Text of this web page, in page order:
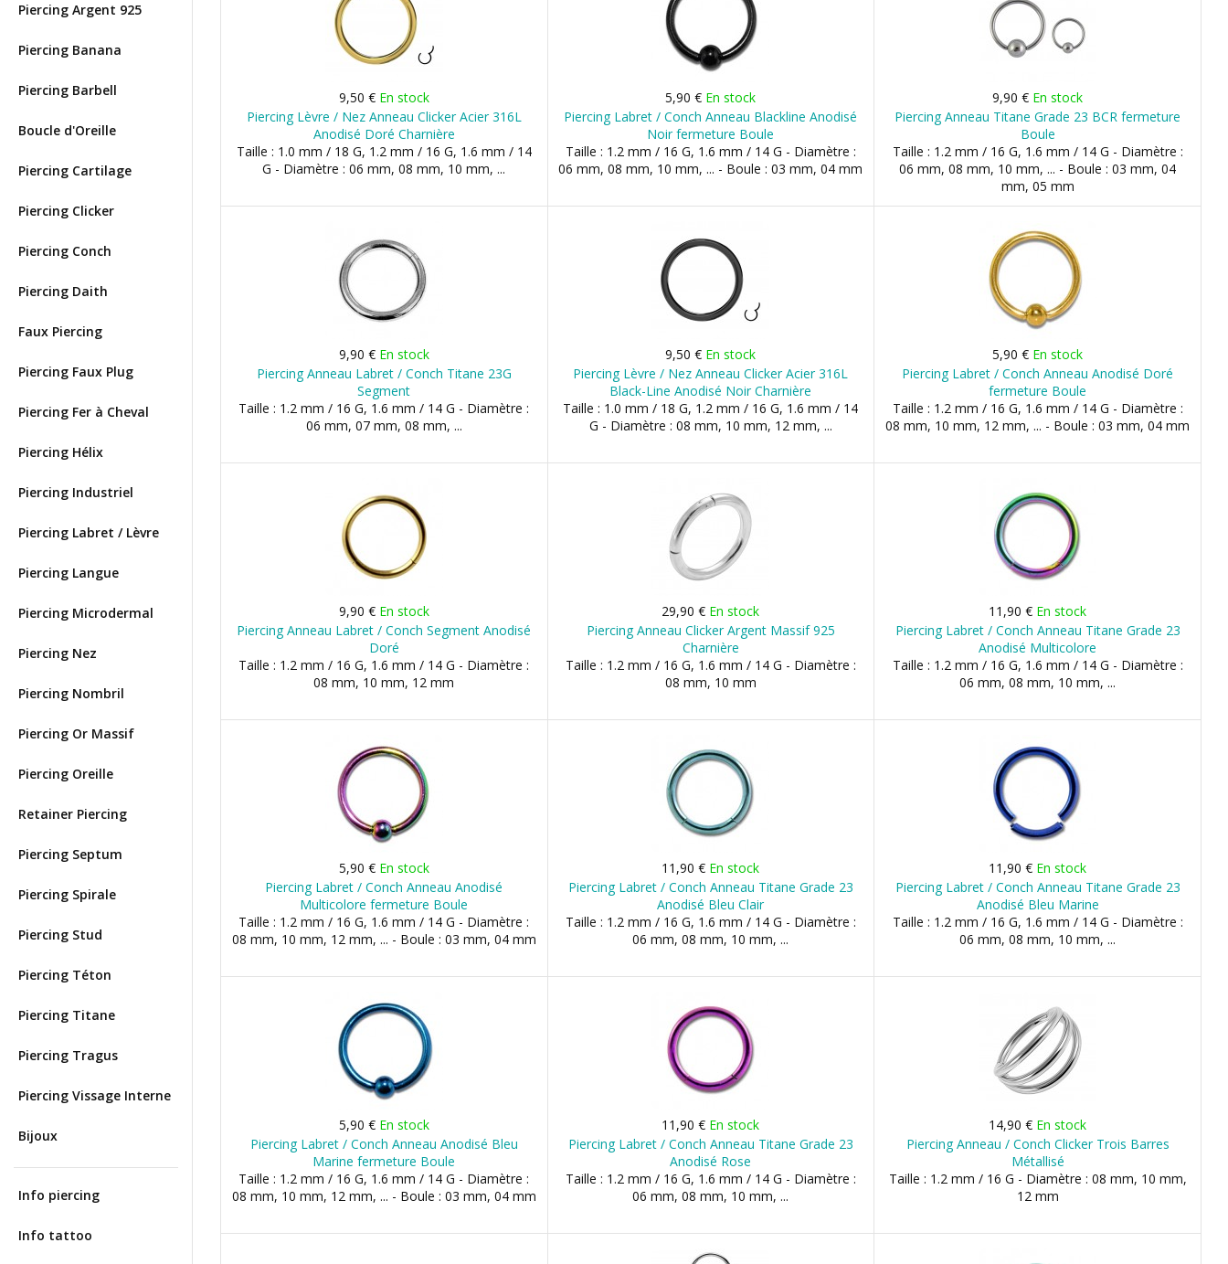
Piercing Argent 925
Piercing Banana
Piercing Barbell
Boucle d'Oreille
Piercing Cartilage
Piercing Clicker
Piercing Conch
Piercing Daith
Faux Piercing
Piercing Faux Plug
Piercing Fer à Cheval
Piercing Hélix
Piercing Industriel
Piercing Labret / Lèvre
Piercing Langue
Piercing Microdermal
Piercing Nez
Piercing Nombril
Piercing Or Massif
Piercing Oreille
Retainer Piercing
Piercing Septum
Piercing Spirale
Piercing Stud
Piercing Téton
Piercing Titane
Piercing Tragus
Piercing Vissage Interne
Bijoux
Info piercing
Info tattoo
9,50 € En stock
Piercing Lèvre / Nez Anneau Clicker Acier 316L
Anodisé Doré Charnière
Taille : 1.0 mm / 18 G, 1.2 mm / 16 G, 1.6 mm / 14
G - Diamètre : 06 mm, 08 mm, 10 mm, ...
5,90 € En stock
Piercing Labret / Conch Anneau Blackline Anodisé
Noir fermeture Boule
Taille : 1.2 mm / 16 G, 1.6 mm / 14 G - Diamètre :
06 mm, 08 mm, 10 mm, ... - Boule : 03 mm, 04 mm
9,90 € En stock
Piercing Anneau Titane Grade 23 BCR fermeture
Boule
Taille : 1.2 mm / 16 G, 1.6 mm / 14 G - Diamètre :
06 mm, 08 mm, 10 mm, ... - Boule : 03 mm, 04
mm, 05 mm
9,90 € En stock
Piercing Anneau Labret / Conch Titane 23G
Segment
Taille : 1.2 mm / 16 G, 1.6 mm / 14 G - Diamètre :
06 mm, 07 mm, 08 mm, ...
9,50 € En stock
Piercing Lèvre / Nez Anneau Clicker Acier 316L
Black-Line Anodisé Noir Charnière
Taille : 1.0 mm / 18 G, 1.2 mm / 16 G, 1.6 mm / 14
G - Diamètre : 08 mm, 10 mm, 12 mm, ...
5,90 € En stock
Piercing Labret / Conch Anneau Anodisé Doré
fermeture Boule
Taille : 1.2 mm / 16 G, 1.6 mm / 14 G - Diamètre :
08 mm, 10 mm, 12 mm, ... - Boule : 03 mm, 04 mm
9,90 € En stock
Piercing Anneau Labret / Conch Segment Anodisé
Doré
Taille : 1.2 mm / 16 G, 1.6 mm / 14 G - Diamètre :
08 mm, 10 mm, 12 mm
29,90 € En stock
Piercing Anneau Clicker Argent Massif 925
Charnière
Taille : 1.2 mm / 16 G, 1.6 mm / 14 G - Diamètre :
08 mm, 10 mm
11,90 € En stock
Piercing Labret / Conch Anneau Titane Grade 23
Anodisé Multicolore
Taille : 1.2 mm / 16 G, 1.6 mm / 14 G - Diamètre :
06 mm, 08 mm, 10 mm, ...
5,90 € En stock
Piercing Labret / Conch Anneau Anodisé
Multicolore fermeture Boule
Taille : 1.2 mm / 16 G, 1.6 mm / 14 G - Diamètre :
08 mm, 10 mm, 12 mm, ... - Boule : 03 mm, 04 mm
11,90 € En stock
Piercing Labret / Conch Anneau Titane Grade 23
Anodisé Bleu Clair
Taille : 1.2 mm / 16 G, 1.6 mm / 14 G - Diamètre :
06 mm, 08 mm, 10 mm, ...
11,90 € En stock
Piercing Labret / Conch Anneau Titane Grade 23
Anodisé Bleu Marine
Taille : 1.2 mm / 16 G, 1.6 mm / 14 G - Diamètre :
06 mm, 08 mm, 10 mm, ...
5,90 € En stock
Piercing Labret / Conch Anneau Anodisé Bleu
Marine fermeture Boule
Taille : 1.2 mm / 16 G, 1.6 mm / 14 G - Diamètre :
08 mm, 10 mm, 12 mm, ... - Boule : 03 mm, 04 mm
11,90 € En stock
Piercing Labret / Conch Anneau Titane Grade 23
Anodisé Rose
Taille : 1.2 mm / 16 G, 1.6 mm / 14 G - Diamètre :
06 mm, 08 mm, 10 mm, ...
14,90 € En stock
Piercing Anneau / Conch Clicker Trois Barres
Métallisé
Taille : 1.2 mm / 16 G - Diamètre : 08 mm, 10 mm,
12 mm